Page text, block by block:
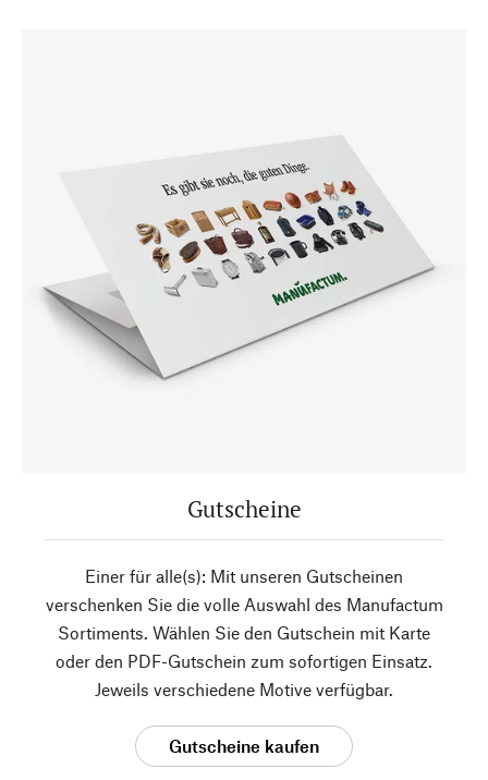
Gutscheine
Einer für alle(s): Mit unseren Gutscheinen
verschenken Sie die volle Auswahl des Manufactum
Sortiments. Wählen Sie den Gutschein mit Karte
oder den PDF-Gutschein zum sofortigen Einsatz.
Jeweils verschiedene Motive verfügbar.
Gutscheine kaufen